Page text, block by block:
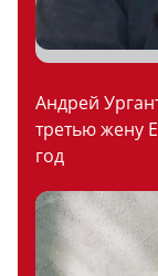
Андрей
третью жену
год